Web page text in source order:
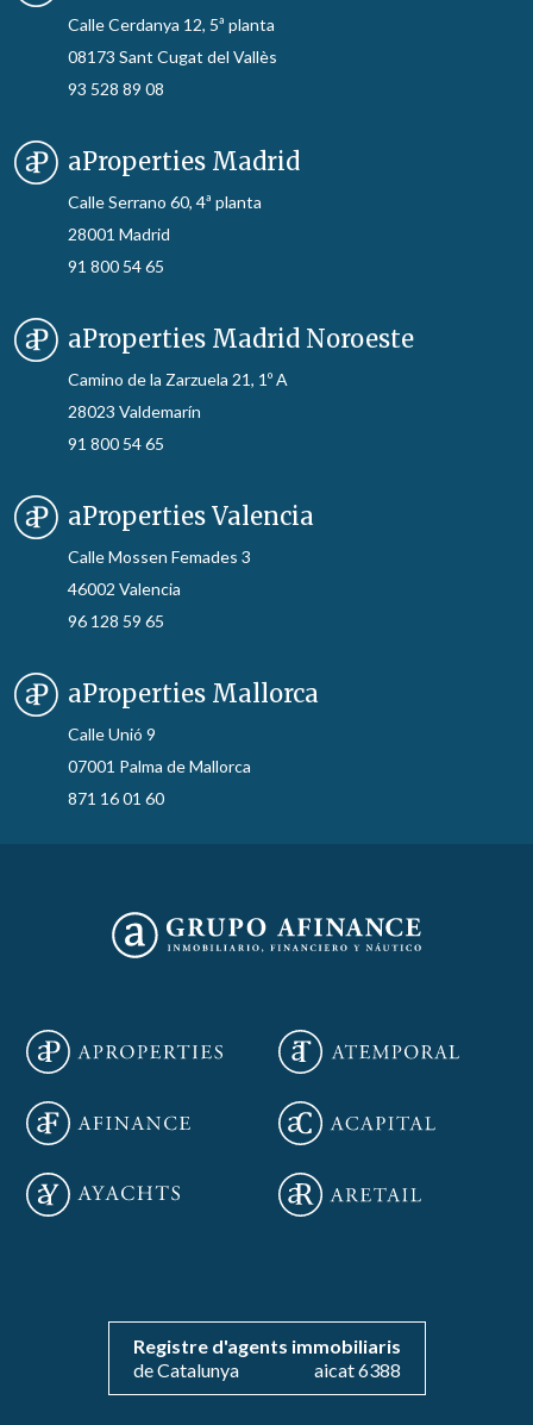
Calle Cerdanya 12, 5ª planta
08173 Sant Cugat del Vallès
93 528 89 08
aProperties Madrid
Calle Serrano 60, 4ª planta
28001 Madrid
91 800 54 65
aProperties Madrid Noroeste
Camino de la Zarzuela 21, 1º A
28023 Valdemarín
91 800 54 65
aProperties Valencia
Calle Mossen Femades 3
46002 Valencia
96 128 59 65
aProperties Mallorca
Calle Unió 9
07001 Palma de Mallorca
871 16 01 60
Registre d'agents immobiliaris
de Catalunya
aicat 6388
Guardar configuración Aceptar todas